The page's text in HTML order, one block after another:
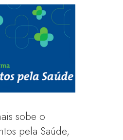
sobe o
pela Saúde,